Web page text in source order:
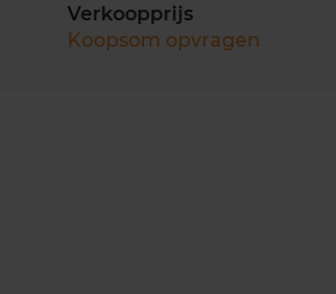
Verkoopprijs
Koopsom opvragen